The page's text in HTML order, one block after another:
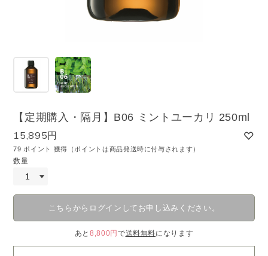
【定期購入・隔月】B06 ミントユーカリ 250ml
15,895円
79 ポイント 獲得（ポイントは商品発送時に付与されます）
数量
こちらからログインしてお申し込みください。
あと8,800円 で送料無料になります